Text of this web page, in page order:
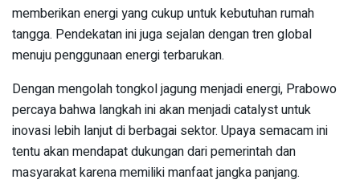
memberikan energi yang cukup untuk kebutuhan rumah
tangga. Pendekatan ini juga sejalan dengan tren global
menuju penggunaan energi terbarukan.
Dengan mengolah tongkol jagung menjadi energi, Prabowo
percaya bahwa langkah ini akan menjadi catalyst untuk
inovasi lebih lanjut di berbagai sektor. Upaya semacam ini
tentu akan mendapat dukungan dari pemerintah dan
masyarakat karena memiliki manfaat jangka panjang.